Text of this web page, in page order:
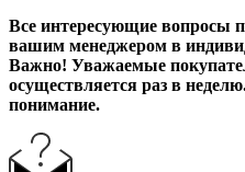
Все интересующие вопросы
вашим менеджером в
Важно! Уважаемые
осуществляется раз в
понимание.